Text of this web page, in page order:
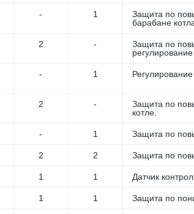
- 1
Защита по
барабане
2 -
Защита по
- 1
2 -
Защита по
котле.
- 1 Защита по
2 2 Защита по
1 1 Датчик
1 1 Защита по